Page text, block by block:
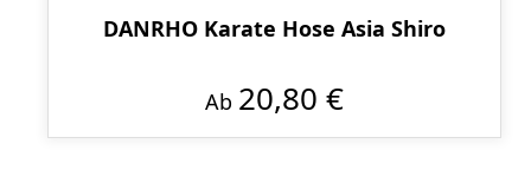
DANRHO Karate Hose Asia Shiro
Ab 20,80 €